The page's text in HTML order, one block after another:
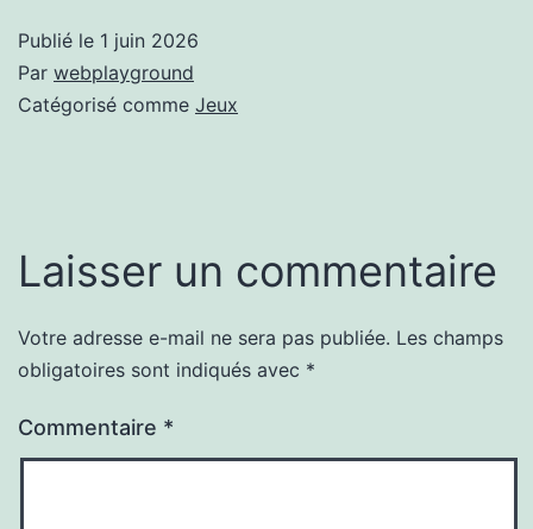
Publié le 1 juin 2026
Par webplayground
Catégorisé comme Jeux
Laisser un commentaire
Votre adresse e-mail ne sera pas publiée. Les champs
obligatoires sont indiqués avec *
Commentaire *